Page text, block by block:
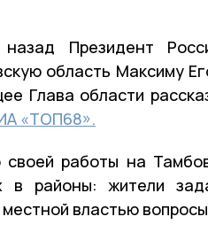
Президент
область Максиму
Глава области
«ТОП68».
своей работы на
в районы: жители
властью